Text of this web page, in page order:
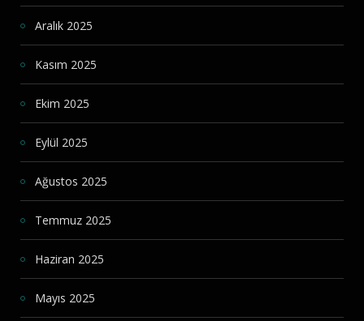
Aralık 2025
Kasım 2025
Ekim 2025
Eylül 2025
Ağustos 2025
Temmuz 2025
Haziran 2025
Mayıs 2025